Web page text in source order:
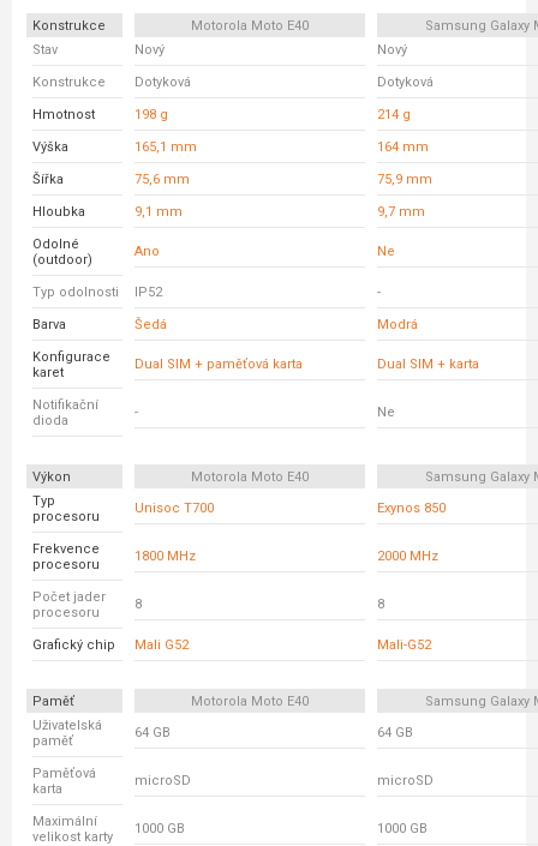
Konstrukce Motorola Moto E40
Samsung Galaxy
Stav
Nový Nový
Konstrukce Dotyková Dotyková
Hmotnost 198 g 214 g
Výška 165,1 mm 164 mm
Šířka 75,6 mm 75,9 mm
Hloubka 9,1 mm 9,7 mm
Odolné
(outdoor)
Ano Ne
Typ odolnosti IP52 -
Barva Šedá Modrá
Konfigurace
karet
Dual SIM + paměťová karta Dual SIM + karta
Notifikační
dioda
- Ne
Výkon Motorola Moto E40
Samsung Galaxy
Typ
procesoru
Unisoc T700 Exynos 850
Frekvence
procesoru
1800 MHz 2000 MHz
Počet jader
procesoru
8 8
Grafický chip Mali G52 Mali-G52
Paměť Motorola Moto E40
Samsung Galaxy
Uživatelská
paměť
64 GB 64 GB
Paměťová
karta
microSD microSD
Maximální
velikost karty
1000 GB 1000 GB